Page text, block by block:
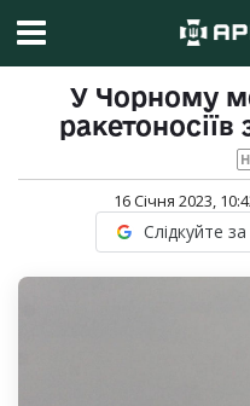
У Чорному
16 Січня 2023,
Слідкуйте